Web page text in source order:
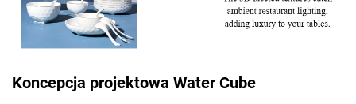
Koncepcja projektowa Water Cube